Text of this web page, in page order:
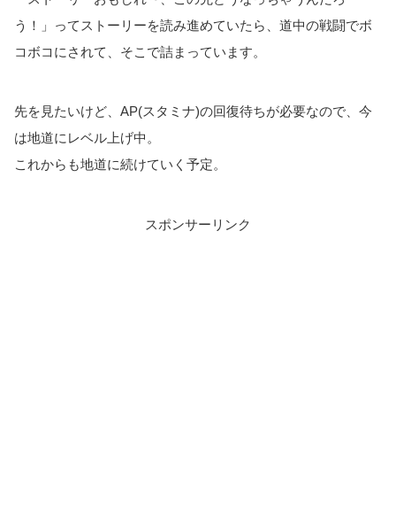
う！」ってストーリーを読み進めていたら、道中の戦闘でボ
コボコにされて、そこで詰まっています。
先を見たいけど、AP(スタミナ)の回復待ちが必要なので、今
は地道にレベル上げ中。
これからも地道に続けていく予定。
スポンサーリンク